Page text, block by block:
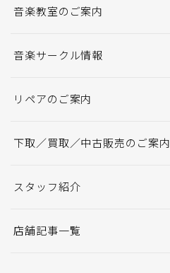
音楽教室のご案内
音楽サークル情報
リペアのご案内
下取／買取／中古販売のご案内
スタッフ紹介
店舗記事一覧